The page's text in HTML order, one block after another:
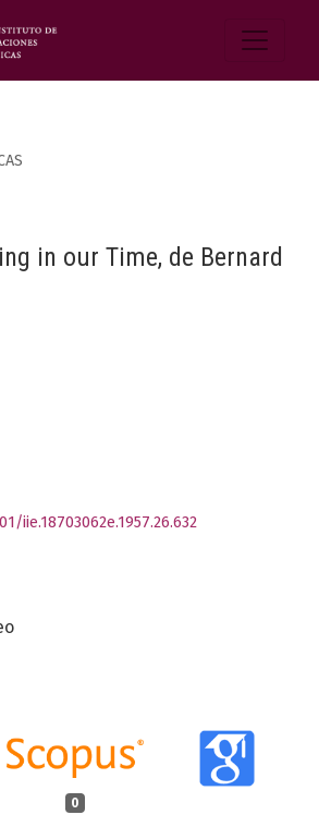
in our Time, de Bernard
0
iie.18703062e.1957.26.632